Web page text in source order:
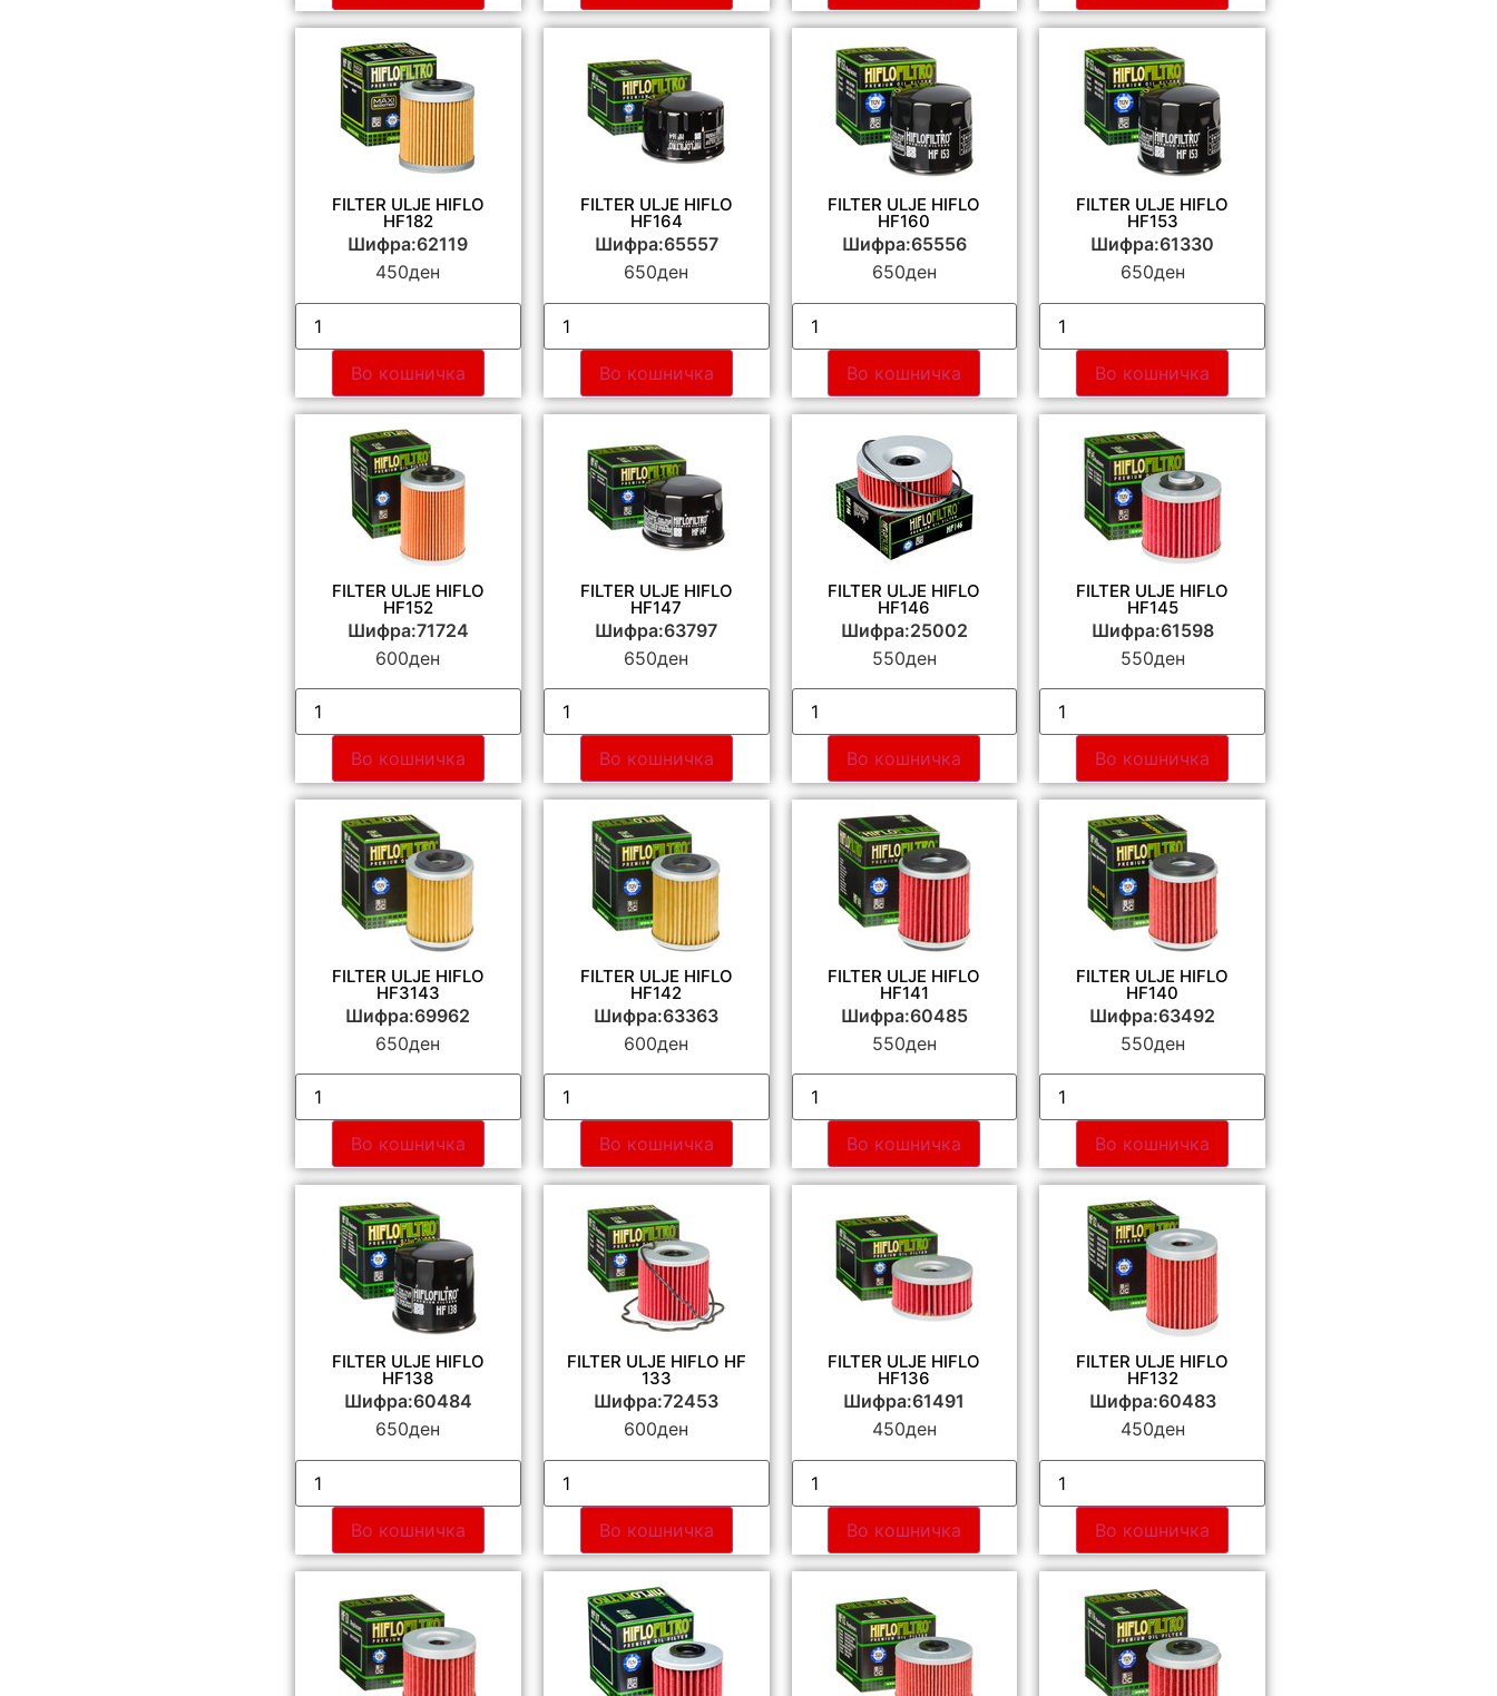
FILTER ULJE HIFLO
HF182
Шифра:62119
450ден
Во кошничка
FILTER ULJE HIFLO
HF164
Шифра:65557
650ден
Во кошничка
FILTER ULJE HIFLO
HF160
Шифра:65556
650ден
Во кошничка
FILTER ULJE HIFLO
HF153
Шифра:61330
650ден
Во кошничка
FILTER ULJE HIFLO
HF152
Шифра:71724
600ден
Во кошничка
FILTER ULJE HIFLO
HF147
Шифра:63797
650ден
Во кошничка
FILTER ULJE HIFLO
HF146
Шифра:25002
550ден
Во кошничка
FILTER ULJE HIFLO
HF145
Шифра:61598
550ден
Во кошничка
FILTER ULJE HIFLO
HF3143
Шифра:69962
650ден
Во кошничка
FILTER ULJE HIFLO
HF142
Шифра:63363
600ден
Во кошничка
FILTER ULJE HIFLO
HF141
Шифра:60485
550ден
Во кошничка
FILTER ULJE HIFLO
HF140
Шифра:63492
550ден
Во кошничка
FILTER ULJE HIFLO
HF138
Шифра:60484
650ден
Во кошничка
FILTER ULJE HIFLO HF
133
Шифра:72453
600ден
Во кошничка
FILTER ULJE HIFLO
HF136
Шифра:61491
450ден
Во кошничка
FILTER ULJE HIFLO
HF132
Шифра:60483
450ден
Во кошничка